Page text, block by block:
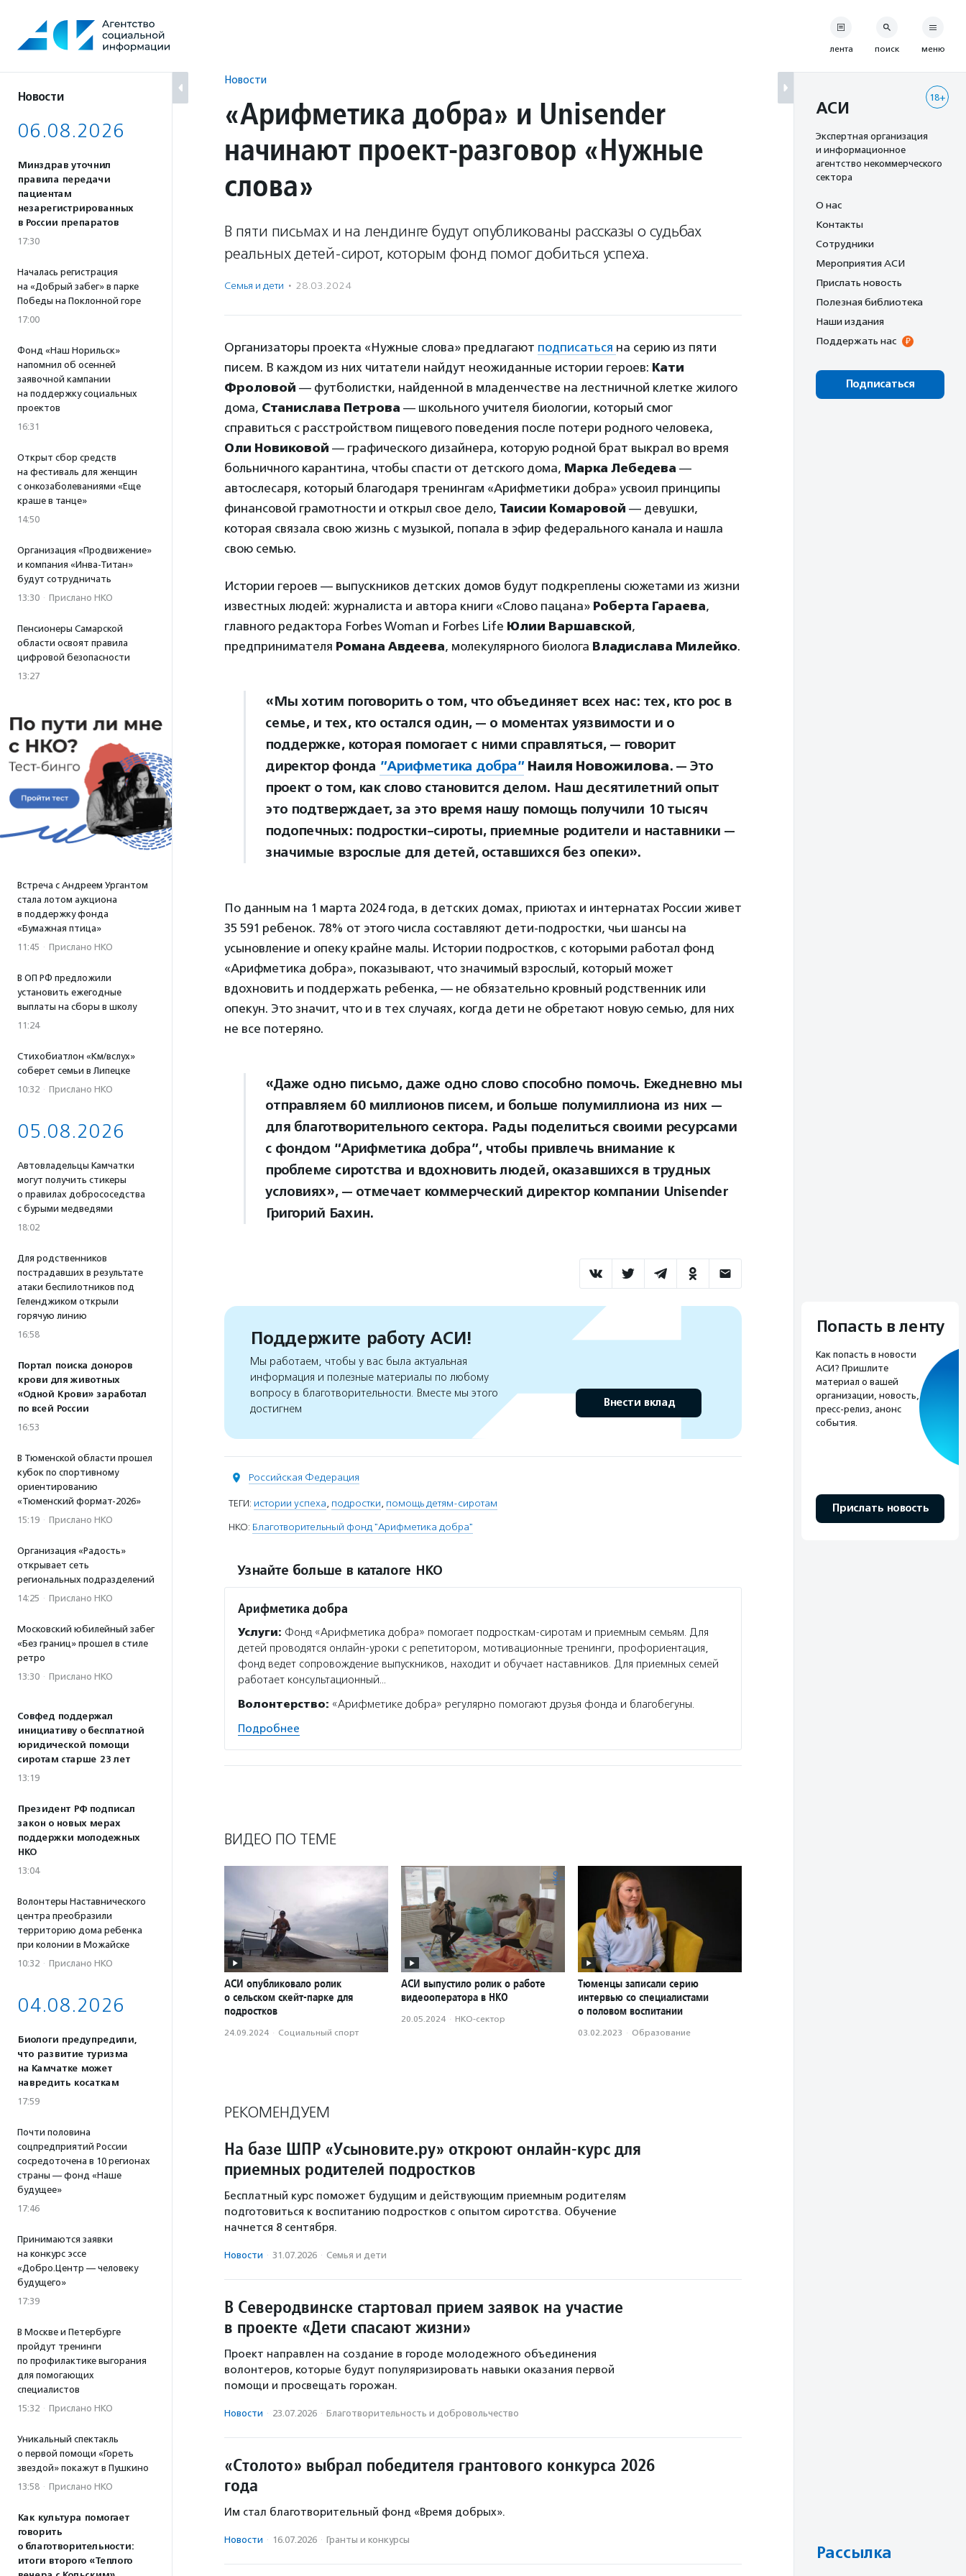
содержанию
Новости
06.08.2026
Минздрав уточнил
правила передачи
пациентам
незарегистрированных
в России препаратов
17:30
Началась регистрация
на «Добрый забег» в парке
Победы на Поклонной горе
17:00
Фонд «Наш Норильск»
напомнил об осенней
заявочной кампании
на поддержку социальных
проектов
16:31
Открыт сбор средств
на фестиваль для женщин
с онкозаболеваниями «Еще
краше в танце»
14:50
Организация «Продвижение»
и компания «Инва-Титан»
будут сотрудничать
13:30 · Прислано НКО
Пенсионеры Самарской
области освоят правила
цифровой безопасности
13:27
Встреча с Андреем Ургантом
стала лотом аукциона
в поддержку фонда
«Бумажная птица»
11:45 · Прислано НКО
В ОП РФ предложили
установить ежегодные
выплаты на сборы в школу
11:24
Стихобиатлон «Км/вслух»
соберет семьи в Липецке
10:32 · Прислано НКО
05.08.2026
Автовладельцы Камчатки
могут получить стикеры
о правилах добрососедства
с бурыми медведями
18:02
Для родственников
пострадавших в результате
атаки беспилотников под
Геленджиком открыли
горячую линию
16:58
Портал поиска доноров
крови для животных
«Одной Крови» заработал
по всей России
16:53
В Тюменской области прошел
кубок по спортивному
ориентированию
«Тюменский формат-2026»
15:19 · Прислано НКО
Организация «Радость»
открывает сеть
региональных подразделений
14:25 · Прислано НКО
Московский юбилейный забег
«Без границ» прошел в стиле
ретро
13:30 · Прислано НКО
Совфед поддержал
инициативу о бесплатной
юридической помощи
сиротам старше 23 лет
13:19
Президент РФ подписал
закон о новых мерах
поддержки молодежных
НКО
13:04
Волонтеры Наставнического
центра преобразили
территорию дома ребенка
при колонии в Можайске
10:32 · Прислано НКО
04.08.2026
Биологи предупредили,
что развитие туризма
на Камчатке может
навредить косаткам
17:59
Почти половина
соцпредприятий России
сосредоточена в 10 регионах
страны — фонд «Наше
будущее»
17:46
Принимаются заявки
на конкурс эссе
«Добро.Центр — человеку
будущего»
17:39
В Москве и Петербурге
пройдут тренинги
по профилактике выгорания
для помогающих
специалистов
15:32 · Прислано НКО
Уникальный спектакль
о первой помощи «Гореть
звездой» покажут в Пушкино
13:58 · Прислано НКО
Как культура помогает
говорить
о благотворительности:
итоги второго «Теплого
Новости
«Арифметика добра» и Unisender
начинают проект-разговор «Нужные
слова»
В пяти письмах и на лендинге будут опубликованы рассказы о судьбах
реальных детей-сирот, которым фонд помог добиться успеха.
Семья и дети · 28.03.2024
Организаторы проекта «Нужные слова» предлагают подписаться на серию из пяти
писем. В каждом из них читатели найдут неожиданные истории героев: Кати
Фроловой — футболистки, найденной в младенчестве на лестничной клетке жилого
дома, Станислава Петрова — школьного учителя биологии, который смог
справиться с расстройством пищевого поведения после потери родного человека,
Оли Новиковой — графического дизайнера, которую родной брат выкрал во время
больничного карантина, чтобы спасти от детского дома, Марка Лебедева —
автослесаря, который благодаря тренингам «Арифметики добра» усвоил принципы
финансовой грамотности и открыл свое дело, Таисии Комаровой — девушки,
которая связала свою жизнь с музыкой, попала в эфир федерального канала и нашла
свою семью.
Истории героев — выпускников детских домов будут подкреплены сюжетами из жизни
известных людей: журналиста и автора книги «Слово пацана» Роберта Гараева,
главного редактора Forbes Woman и Forbes Life Юлии Варшавской,
предпринимателя Романа Авдеева, молекулярного биолога Владислава Милейко.
«Мы хотим поговорить о том, что объединяет всех нас: тех, кто рос в
семье, и тех, кто остался один, — о моментах уязвимости и о
поддержке, которая помогает с ними справляться, — говорит
директор фонда ”Арифметика добра” Наиля Новожилова. — Это
проект о том, как слово становится делом. Наш десятилетний опыт
это подтверждает, за это время нашу помощь получили 10 тысяч
подопечных: подростки-сироты, приемные родители и наставники —
значимые взрослые для детей, оставшихся без опеки».
По данным на 1 марта 2024 года, в детских домах, приютах и интернатах России живет
35 591 ребенок. 78% от этого числа составляют дети-подростки, чьи шансы на
усыновление и опеку крайне малы. Истории подростков, с которыми работал фонд
«Арифметика добра», показывают, что значимый взрослый, который может
вдохновить и поддержать ребенка, — не обязательно кровный родственник или
опекун. Это значит, что и в тех случаях, когда дети не обретают новую семью, для них
не все потеряно.
«Даже одно письмо, даже одно слово способно помочь. Ежедневно мы
отправляем 60 миллионов писем, и больше полумиллиона из них —
для благотворительного сектора. Рады поделиться своими ресурсами
с фондом “Арифметика добра”, чтобы привлечь внимание к
проблеме сиротства и вдохновить людей, оказавшихся в трудных
условиях», — отмечает коммерческий директор компании Unisender
Григорий Бахин.
Поддержите работу АСИ!
Мы работаем, чтобы у вас была актуальная
информация и полезные материалы по любому
вопросу в благотворительности. Вместе мы этого
достигнем
Внести вклад
Российская Федерация
ТЕГИ: истории успеха, подростки, помощь детям-сиротам
НКО: Благотворительный фонд "Арифметика добра"
Узнайте больше в каталоге НКО
Арифметика добра
Услуги: Фонд «Арифметика добра» помогает подросткам-сиротам и приемным семьям. Для
детей проводятся онлайн-уроки с репетитором, мотивационные тренинги, профориентация,
фонд ведет сопровождение выпускников, находит и обучает наставников. Для приемных семей
работает консультационный…
Волонтерство: «Арифметике добра» регулярно помогают друзья фонда и благобегуны.
Подробнее
ВИДЕО ПО ТЕМЕ
АСИ опубликовало ролик
о сельском скейт-парке для
подростков
24.09.2024 · Социальный спорт
АСИ выпустило ролик о работе
видеооператора в НКО
20.05.2024 · НКО-сектор
Тюменцы записали серию
интервью со специалистами
о половом воспитании
03.02.2023 · Образование
РЕКОМЕНДУЕМ
На базе ШПР «Усыновите.ру» откроют онлайн-курс для
приемных родителей подростков
Бесплатный курс поможет будущим и действующим приемным родителям
подготовиться к воспитанию подростков с опытом сиротства. Обучение
начнется 8 сентября.
Новости · 31.07.2026 · Семья и дети
В Северодвинске стартовал прием заявок на участие
в проекте «Дети спасают жизни»
Проект направлен на создание в городе молодежного объединения
волонтеров, которые будут популяризировать навыки оказания первой
помощи и просвещать горожан.
Новости · 23.07.2026 · Благотвори­тель­ность и доброволь­чест­во
«Столото» выбрал победителя грантового конкурса 2026
года
Им стал благотворительный фонд «Время добрых».
Новости · 16.07.2026 · Гранты и конкурсы
лента поиск меню
18+
АСИ
Экспертная организация
и информационное
агентство некоммерческого
сектора
О нас
Контакты
Сотрудники
Мероприятия АСИ
Прислать новость
Полезная библиотека
Наши издания
Поддержать нас
Подписаться
Попасть в ленту
Как попасть в новости
АСИ? Пришлите
материал о вашей
организации, новость,
пресс-релиз, анонс
события.
Прислать новость
Рассылка